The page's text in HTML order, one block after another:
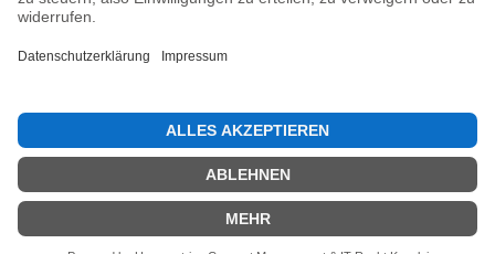
© 2026 horseland-speyer.de - einzelne Rechte
vorbehalten, with
byIT&MORE e.K.
Alle Preise inkl. gesetzl. Mehrwertsteuer zzgl.
Versandkostenund ggf. Nachnahmegebühren, wenn
nicht anders angegeben.